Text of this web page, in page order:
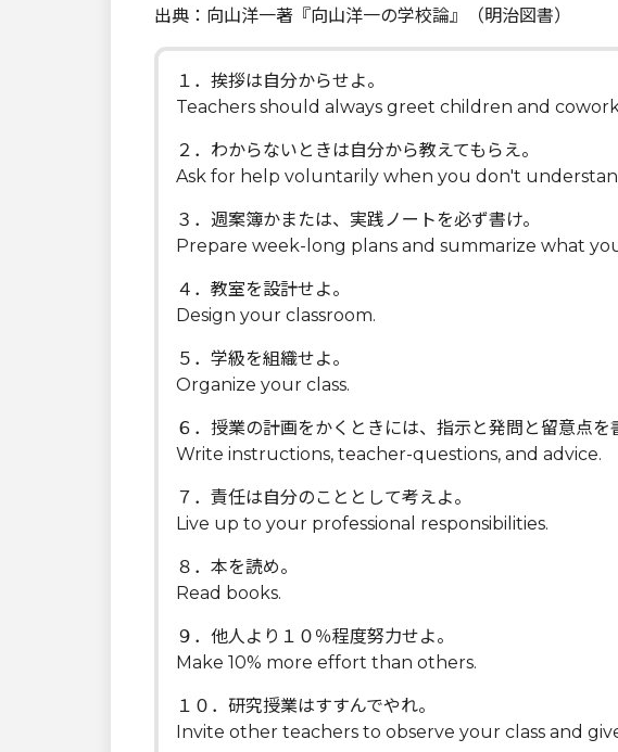
出典：向山洋一著『向山洋一の学校論』（明治図書）
１．挨拶は自分からせよ。
Teachers should always greet children and
２．わからないときは自分から教えてもらえ。
Ask for help voluntarily when you don't
３．週案簿かまたは、実践ノートを必ず書け。
Prepare week-long plans and summarize what
４．教室を設計せよ。
Design your classroom.
５．学級を組織せよ。
Organize your class.
６．授業の計画をかくときには、指示と発問と留意点を
Write instructions, teacher-questions, and advice.
７．責任は自分のこととして考えよ。
Live up to your professional responsibilities.
８．本を読め。
Read books.
９．他人より１０％程度努力せよ。
Make 10% more effort than others.
１０．研究授業はすすんでやれ。
Invite other teachers to observe your class and